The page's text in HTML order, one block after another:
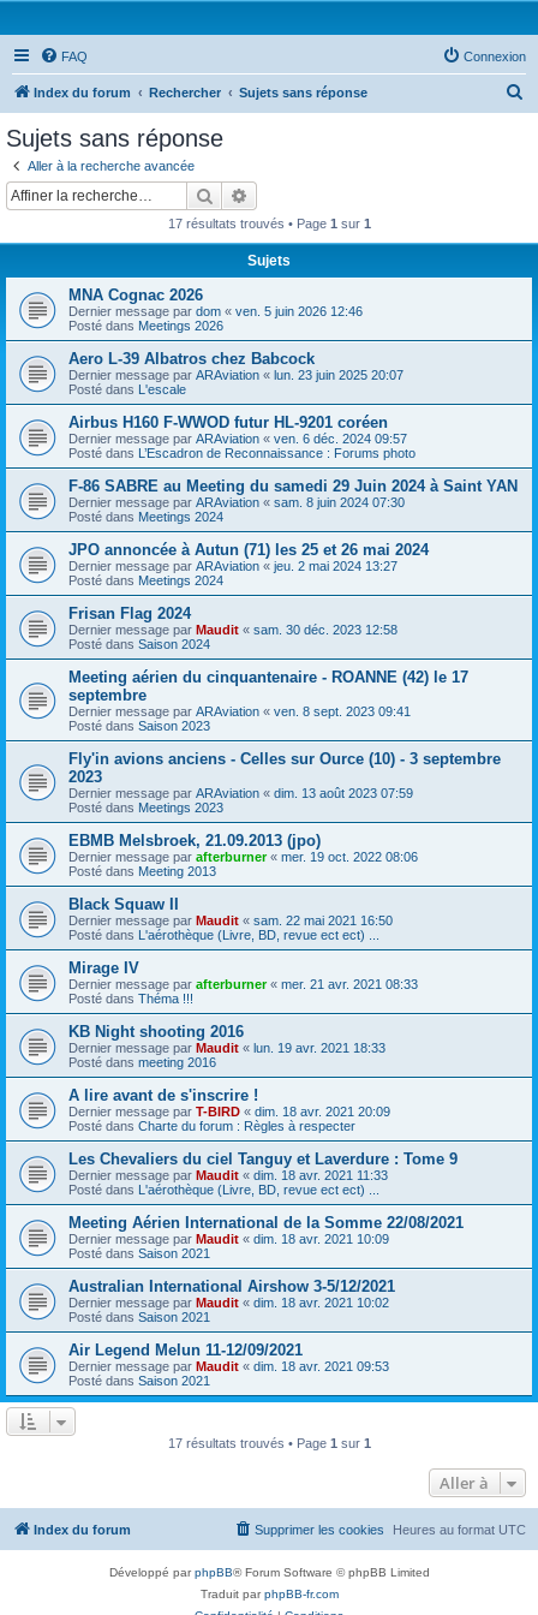
FAQ Connexion
Index du forum Rechercher Sujets sans réponse
Sujets sans réponse
Aller à la recherche avancée
Rechercher
17 résultats trouvés • Page 1 sur 1
Sujets
MNA Cognac 2026
Dernier message par dom « ven. 5 juin 2026 12:46
Posté dans Meetings 2026
Aero L-39 Albatros chez Babcock
Dernier message par ARAviation « lun. 23 juin 2025 20:07
Posté dans L'escale
Airbus H160 F-WWOD futur HL-9201 coréen
Dernier message par ARAviation « ven. 6 déc. 2024 09:57
Posté dans L’Escadron de Reconnaissance : Forums photo
F-86 SABRE au Meeting du samedi 29 Juin 2024 à Saint YAN
Dernier message par ARAviation « sam. 8 juin 2024 07:30
Posté dans Meetings 2024
JPO annoncée à Autun (71) les 25 et 26 mai 2024
Dernier message par ARAviation « jeu. 2 mai 2024 13:27
Posté dans Meetings 2024
Frisan Flag 2024
Dernier message par Maudit « sam. 30 déc. 2023 12:58
Posté dans Saison 2024
Meeting aérien du cinquantenaire - ROANNE (42) le 17
septembre
Dernier message par ARAviation « ven. 8 sept. 2023 09:41
Posté dans Saison 2023
Fly'in avions anciens - Celles sur Ource (10) - 3 septembre
2023
Dernier message par ARAviation « dim. 13 août 2023 07:59
Posté dans Meetings 2023
EBMB Melsbroek, 21.09.2013 (jpo)
Dernier message par afterburner« mer. 19 oct. 2022 08:06
Posté dans Meeting 2013
Black Squaw II
Dernier message par Maudit « sam. 22 mai 2021 16:50
Posté dans L'aérothèque (Livre, BD, revue ect ect) ...
Mirage IV
Dernier message par afterburner« mer. 21 avr. 2021 08:33
Posté dans Théma !!!
KB Night shooting 2016
Dernier message par Maudit « lun. 19 avr. 2021 18:33
Posté dans meeting 2016
A lire avant de s'inscrire !
Dernier message par T-BIRD « dim. 18 avr. 2021 20:09
Posté dans Charte du forum : Règles à respecter
Les Chevaliers du ciel Tanguy et Laverdure : Tome 9
Dernier message par Maudit « dim. 18 avr. 2021 11:33
Posté dans L'aérothèque (Livre, BD, revue ect ect) ...
Meeting Aérien International de la Somme 22/08/2021
Dernier message par Maudit « dim. 18 avr. 2021 10:09
Posté dans Saison 2021
Australian International Airshow 3-5/12/2021
Dernier message par Maudit « dim. 18 avr. 2021 10:02
Posté dans Saison 2021
Air Legend Melun 11-12/09/2021
Dernier message par Maudit « dim. 18 avr. 2021 09:53
Posté dans Saison 2021
17 résultats trouvés • Page 1 sur 1
Aller à
Index du forum Heures au format UTC
Supprimer les cookies
Développé parphpBB® Forum Software © phpBB Limited
Traduit parphpBB-fr.com